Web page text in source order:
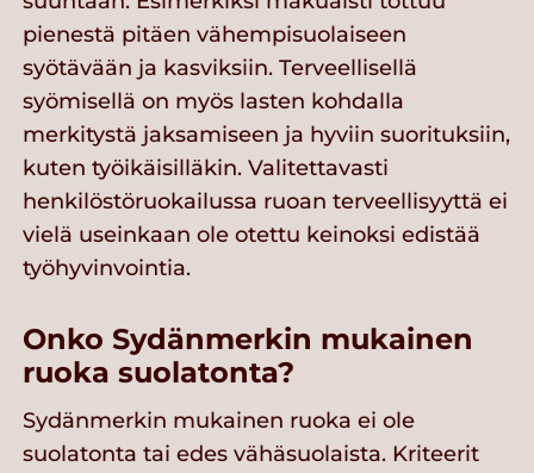
pienestä pitäen vähempisuolaiseen
syötävään ja kasviksiin. Terveellisellä
syömisellä on myös lasten kohdalla
merkitystä jaksamiseen ja hyviin suorituksiin,
kuten työikäisilläkin. Valitettavasti
henkilöstöruokailussa ruoan terveellisyyttä ei
vielä useinkaan ole otettu keinoksi edistää
työhyvinvointia.
Onko Sydänmerkin mukainen
ruoka suolatonta?
Sydänmerkin mukainen ruoka ei ole
suolatonta tai edes vähäsuolaista. Kriteerit